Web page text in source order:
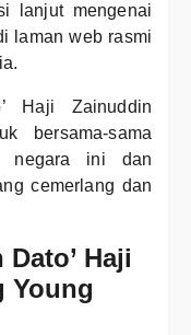
lanjut mengenai
laman web rasmi
Haji Zainuddin
bersama-sama
negara ini dan
cemerlang dan
Haji
Young